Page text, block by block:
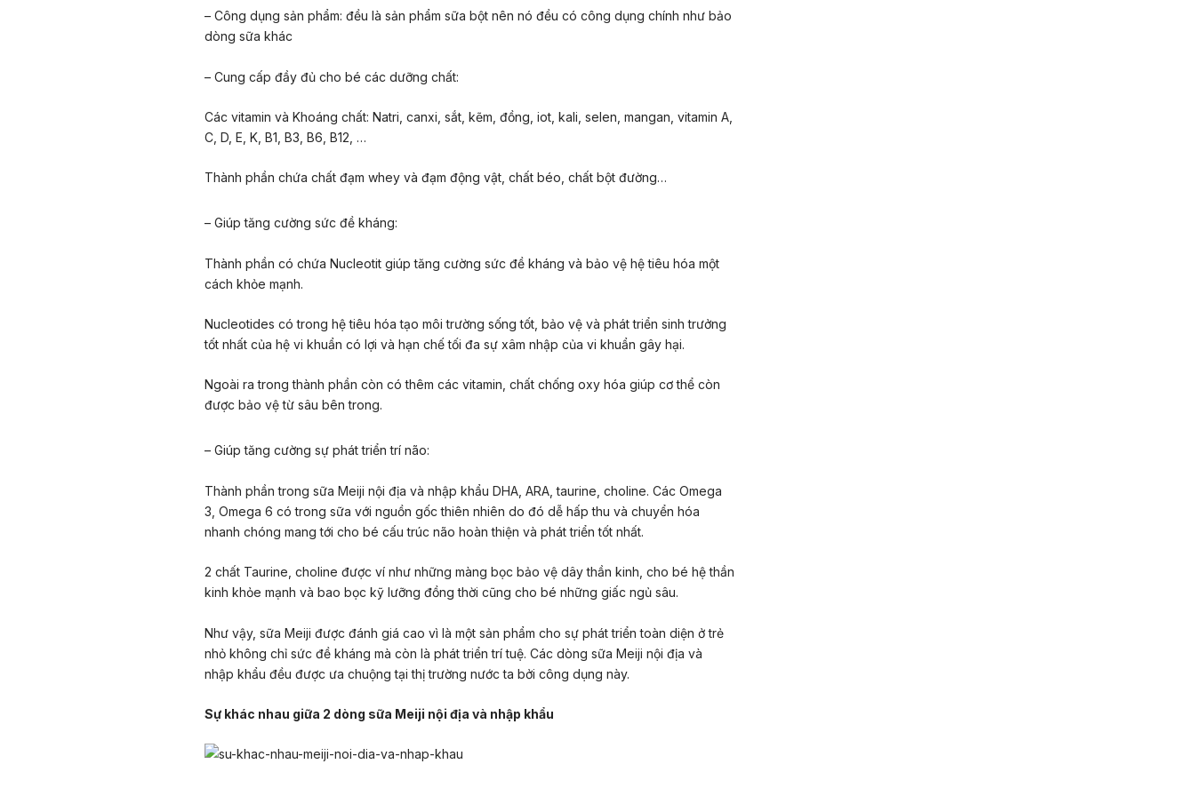
– Công dụng sản phẩm: đều là sản phẩm sữa bột nên nó đều có công dụng chính như bảo
dòng sữa khác
– Cung cấp đầy đủ cho bé các dưỡng chất:
Các vitamin và Khoáng chất: Natri, canxi, sắt, kẽm, đồng, iot, kali, selen, mangan, vitamin A,
C, D, E, K, B1, B3, B6, B12, …
Thành phần chứa chất đạm whey và đạm động vật, chất béo, chất bột đường…
– Giúp tăng cường sức đề kháng:
Thành phần có chứa Nucleotit giúp tăng cường sức đề kháng và bảo vệ hệ tiêu hóa một
cách khỏe mạnh.
Nucleotides có trong hệ tiêu hóa tạo môi trường sống tốt, bảo vệ và phát triển sinh trưởng
tốt nhất của hệ vi khuẩn có lợi và hạn chế tối đa sự xâm nhập của vi khuẩn gây hại.
Ngoài ra trong thành phần còn có thêm các vitamin, chất chống oxy hóa giúp cơ thể còn
được bảo vệ từ sâu bên trong.
– Giúp tăng cường sự phát triển trí não:
Thành phần trong sữa Meiji nội địa và nhập khẩu DHA, ARA, taurine, choline. Các Omega
3, Omega 6 có trong sữa với nguồn gốc thiên nhiên do đó dễ hấp thu và chuyển hóa
nhanh chóng mang tới cho bé cấu trúc não hoàn thiện và phát triển tốt nhất.
2 chất Taurine, choline được ví như những màng bọc bảo vệ dây thần kinh, cho bé hệ thần
kinh khỏe mạnh và bao bọc kỹ lưỡng đồng thời cũng cho bé những giấc ngủ sâu.
Như vậy, sữa Meiji được đánh giá cao vì là một sản phẩm cho sự phát triển toàn diện ở trẻ
nhỏ không chỉ sức đề kháng mà còn là phát triển trí tuệ. Các dòng sữa Meiji nội địa và
nhập khẩu đều được ưa chuộng tại thị trường nước ta bởi công dụng này.
Sự khác nhau giữa 2 dòng sữa Meiji nội địa và nhập khẩu